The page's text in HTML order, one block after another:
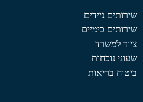
שירותים ניידים
שירותים כימיים
ציוד למשרד
שעוני נוכחות
ביטוח בריאות